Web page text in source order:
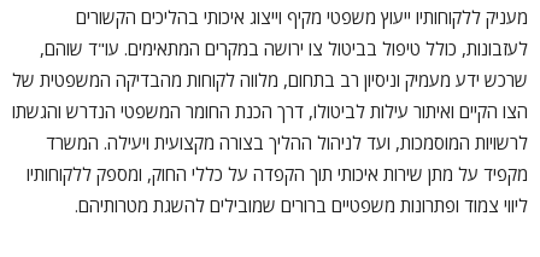
מעניק ללקוחותיו ייעוץ משפטי מקיף וייצוג איכותי בהליכים הקשורים
לעזבונות, כולל טיפול בביטול צו ירושה במקרים המתאימים. עו"ד שוהם,
שרכש ידע מעמיק וניסיון רב בתחום, מלווה לקוחות מהבדיקה המשפטית של
הצו הקיים ואיתור עילות לביטולו, דרך הכנת החומר המשפטי הנדרש והגשתו
לרשויות המוסמכות, ועד לניהול ההליך בצורה מקצועית ויעילה. המשרד
מקפיד על מתן שירות איכותי תוך הקפדה על כללי החוק, ומספק ללקוחותיו
ליווי צמוד ופתרונות משפטיים ברורים שמובילים להשגת מטרותיהם.